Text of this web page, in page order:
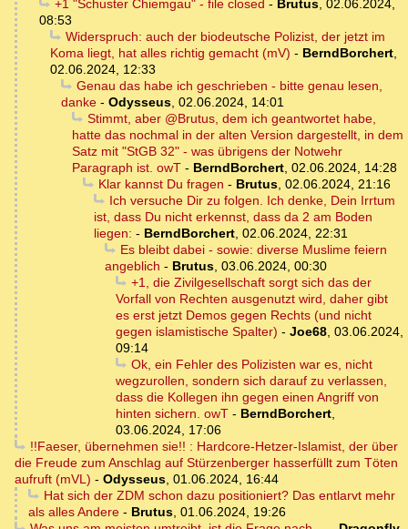
+1 "Schuster Chiemgau" - file closed - Brutus, 02.06.2024,
08:53
Widerspruch: auch der biodeutsche Polizist, der jetzt im
Koma liegt, hat alles richtig gemacht (mV) - BerndBorchert,
02.06.2024, 12:33
Genau das habe ich geschrieben - bitte genau lesen,
danke - Odysseus, 02.06.2024, 14:01
Stimmt, aber @Brutus, dem ich geantwortet habe,
hatte das nochmal in der alten Version dargestellt, in dem
Satz mit "StGB 32" - was übrigens der Notwehr
Paragraph ist. owT - BerndBorchert, 02.06.2024, 14:28
Klar kannst Du fragen - Brutus, 02.06.2024, 21:16
Ich versuche Dir zu folgen. Ich denke, Dein Irrtum
ist, dass Du nicht erkennst, dass da 2 am Boden
liegen: - BerndBorchert, 02.06.2024, 22:31
Es bleibt dabei - sowie: diverse Muslime feiern
angeblich - Brutus, 03.06.2024, 00:30
+1, die Zivilgesellschaft sorgt sich das der
Vorfall von Rechten ausgenutzt wird, daher gibt
es erst jetzt Demos gegen Rechts (und nicht
gegen islamistische Spalter) - Joe68, 03.06.2024,
09:14
Ok, ein Fehler des Polizisten war es, nicht
wegzurollen, sondern sich darauf zu verlassen,
dass die Kollegen ihn gegen einen Angriff von
hinten sichern. owT - BerndBorchert,
03.06.2024, 17:06
!!Faeser, übernehmen sie!! : Hardcore-Hetzer-Islamist, der über
die Freude zum Anschlag auf Stürzenberger hasserfüllt zum Töten
aufruft (mVL) - Odysseus, 01.06.2024, 16:44
Hat sich der ZDM schon dazu positioniert? Das entlarvt mehr
als alles Andere - Brutus, 01.06.2024, 19:26